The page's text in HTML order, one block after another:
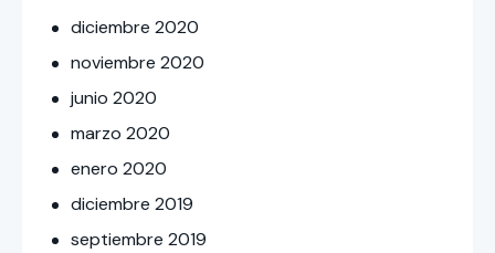
diciembre2020
noviembre2020
junio2020
marzo2020
enero2020
diciembre2019
septiembre2019